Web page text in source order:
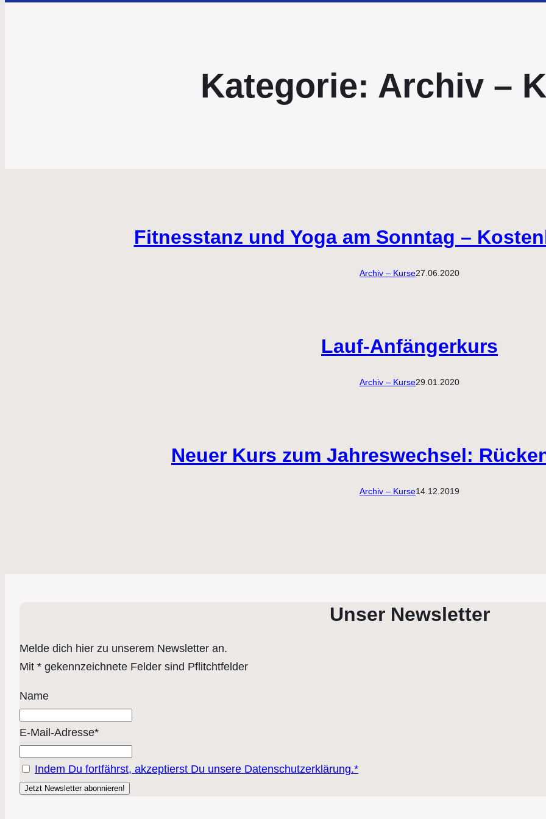
Kategorie: Archiv –
Fitnesstanz und Yoga am Sonntag –
Archiv – Kurse27.06.2020
Lauf-Anfängerkurs
Archiv – Kurse29.01.2020
Neuer Kurs zum Jahreswechsel:
Archiv – Kurse14.12.2019
Unser Newsletter
Melde dich hier zu unserem Newsletter an.
Mit * gekennzeichnete Felder sind Pflitchtfelder
Name
E-Mail-Adresse*
Indem Du fortfährst, akzeptierst Du unsere Datenschutzerklärung.*